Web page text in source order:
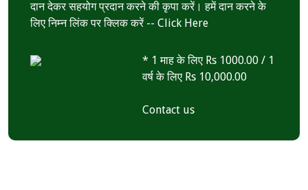
दान देकर सहयोग प्रदान करने की कृपा करें। हमें दान करने के
लिए निम्न लिंक पर क्लिक करें --Click Here
* 1 माह के लिए Rs 1000.00 / 1
वर्ष के लिए Rs 10,000.00
Contact us